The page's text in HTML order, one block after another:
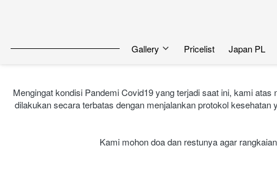
Gallery Pricelist Japan PL
Mengingat kondisi Pandemi Covid19 yang terjadi saat ini, kami
dilakukan secara terbatas dengan menjalankan protokol
Kami mohon doa dan restunya agar